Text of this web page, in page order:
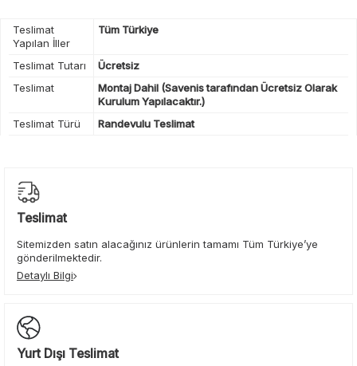
Teslimat
Yapılan İller
Tüm Türkiye
Teslimat Tutarı
Ücretsiz
Teslimat
Montaj Dahil (Savenis tarafından Ücretsiz Olarak
Kurulum Yapılacaktır.)
Teslimat Türü
Randevulu Teslimat
Teslimat
Sitemizden satın alacağınız ürünlerin tamamı Tüm Türkiye’ye
gönderilmektedir.
Detaylı Bilgi
Yurt Dışı Teslimat